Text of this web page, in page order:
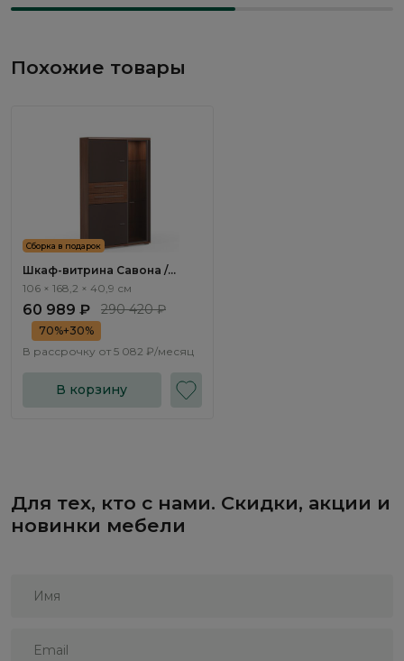
Похожие товары
Сборка в подарок
Шкаф-витрина Савона /
Savona AS2406.0
106 × 168,2 × 40,9 см
60 989 ₽ 290 420 ₽
70%+30%
В рассрочку от 5 082 ₽/месяц
В корзину
Для тех, кто с нами. Скидки, акции и
новинки мебели